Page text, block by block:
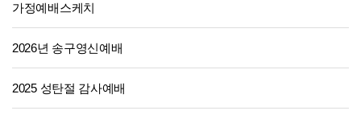
가정예배스케치
2026년 송구영신예배
2025 성탄절 감사예배